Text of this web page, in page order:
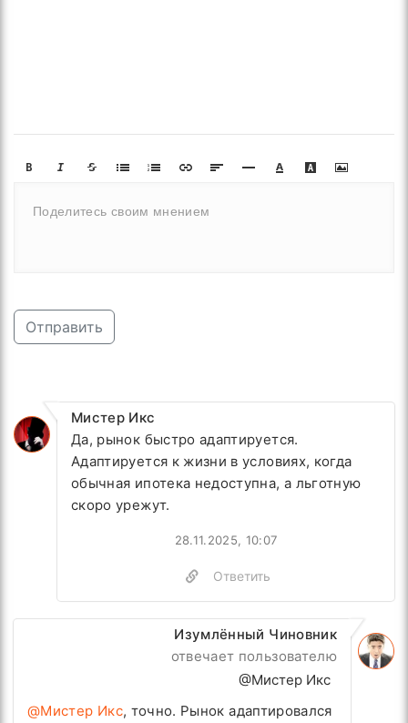
Отправить
Мистер Икс
Да, рынок быстро адаптируется.
Адаптируется к жизни в условиях, когда
обычная ипотека недоступна, а льготную
скоро урежут.
28.11.2025, 10:07
Ответить
Изумлённый Чиновник
отвечает пользователю
@Мистер Икс
@Мистер Икс, точно. Рынок адаптировался